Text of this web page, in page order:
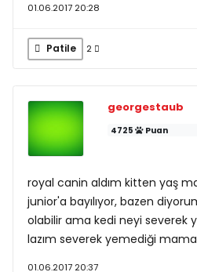
01.06.2017 20:28
Patile 2
georgestaub
4725 Puan
royal canin aldım kitten yaş
junior'a bayılıyor, bazen
olabilir ama kedi neyi severek
lazım severek yemediği
01.06.2017 20:37